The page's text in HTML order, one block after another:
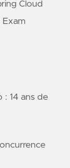
Cloud
Exam
: 14 ans de